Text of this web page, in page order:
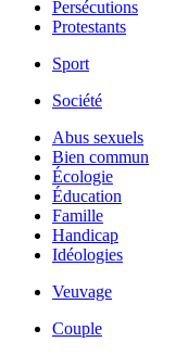
Persécutions
Protestants
Sport
Société
Abus sexuels
Bien commun
Écologie
Éducation
Famille
Handicap
Idéologies
Veuvage
Couple